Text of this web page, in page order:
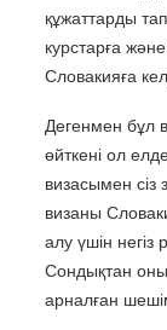
құжаттарды
курстарға
Словакияға
Дегенмен бұл
өйткені ол
визасымен сіз
визаны
алу үшін негіз
Сондықтан
арналған